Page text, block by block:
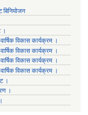
।
विकास कार्यक्रम ।
विकास कार्यक्रम ।
विकास कार्यक्रम ।
विकास कार्यक्रम ।
।
।